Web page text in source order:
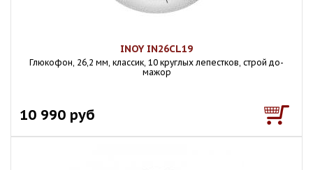
INOY IN26CL19
Глюкофон, 26,2 мм, классик, 10 круглых лепестков, строй до-
мажор
10 990 руб